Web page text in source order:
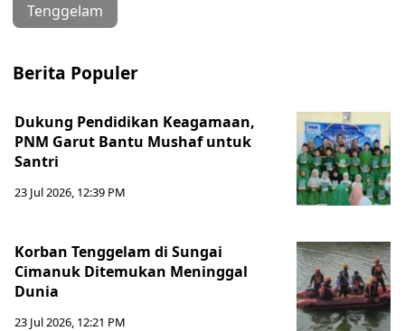
Tenggelam
Berita Populer
Dukung Pendidikan Keagamaan,
PNM Garut Bantu Mushaf untuk
Santri
23 Jul 2026, 12:39 PM
Korban Tenggelam di Sungai
Cimanuk Ditemukan Meninggal
Dunia
23 Jul 2026, 12:21 PM